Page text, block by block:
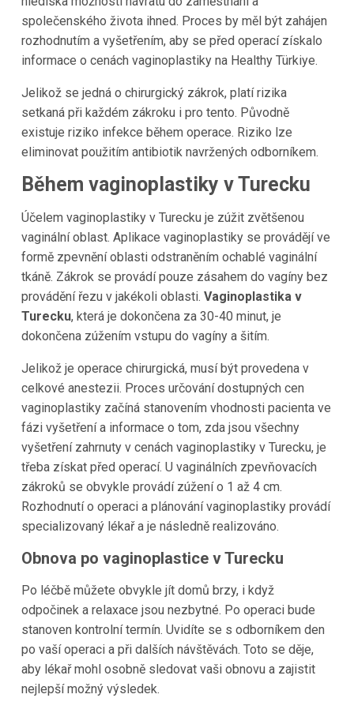
společenského života ihned. Proces by měl být zahájen
rozhodnutím a vyšetřením, aby se před operací získalo
informace o cenách vaginoplastiky na Healthy Türkiye.
Jelikož se jedná o chirurgický zákrok, platí rizika
setkaná při každém zákroku i pro tento. Původně
existuje riziko infekce během operace. Riziko lze
eliminovat použitím antibiotik navržených odborníkem.
Během vaginoplastiky v Turecku
Účelem vaginoplastiky v Turecku je zúžit zvětšenou
vaginální oblast. Aplikace vaginoplastiky se provádějí ve
formě zpevnění oblasti odstraněním ochablé vaginální
tkáně. Zákrok se provádí pouze zásahem do vagíny bez
provádění řezu v jakékoli oblasti. Vaginoplastika v
Turecku, která je dokončena za 30-40 minut, je
dokončena zúžením vstupu do vagíny a šitím.
Jelikož je operace chirurgická, musí být provedena v
celkové anestezii. Proces určování dostupných cen
vaginoplastiky začíná stanovením vhodnosti pacienta ve
fázi vyšetření a informace o tom, zda jsou všechny
vyšetření zahrnuty v cenách vaginoplastiky v Turecku, je
třeba získat před operací. U vaginálních zpevňovacích
zákroků se obvykle provádí zúžení o 1 až 4 cm.
Rozhodnutí o operaci a plánování vaginoplastiky provádí
specializovaný lékař a je následně realizováno.
Obnova po vaginoplastice v Turecku
Po léčbě můžete obvykle jít domů brzy, i když
odpočinek a relaxace jsou nezbytné. Po operaci bude
stanoven kontrolní termín. Uvidíte se s odborníkem den
po vaší operaci a při dalších návštěvách. Toto se děje,
aby lékař mohl osobně sledovat vaši obnovu a zajistit
nejlepší možný výsledek.